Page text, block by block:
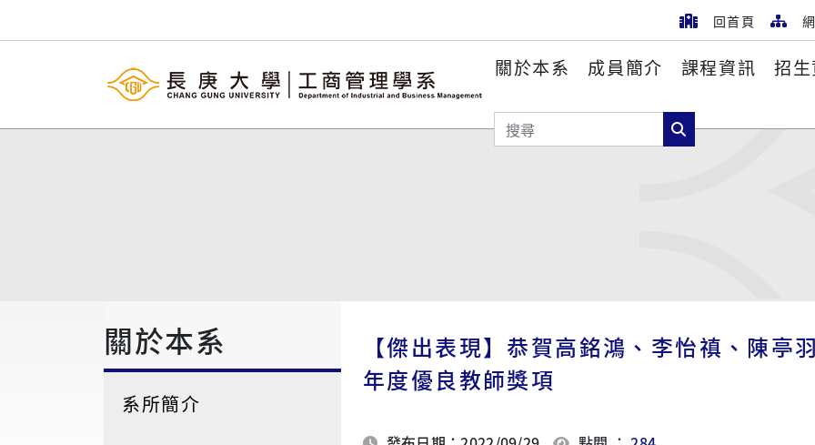
回首頁
關於本系 成員簡介 課程資訊 招
搜尋
關於本系
系所簡介
【傑出表現】恭賀高銘鴻、李怡禛、陳亭
年度優良教師獎項